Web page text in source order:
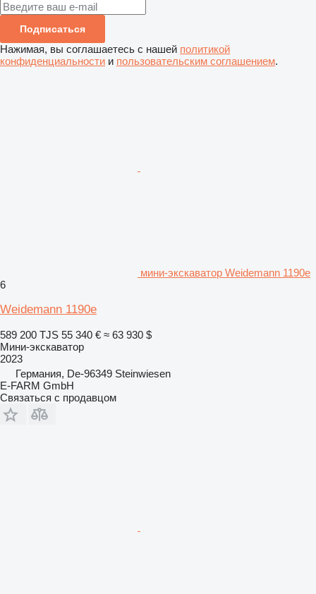
Подписаться
Нажимая, вы соглашаетесь с нашей политикой
конфиденциальности и пользовательским соглашением.
мини-экскаватор Weidemann 1190e
6
Weidemann 1190e
589 200 TJS 55 340 € ≈ 63 930 $
Мини-экскаватор
2023
Германия, De-96349 Steinwiesen
E-FARM GmbH
Связаться с продавцом